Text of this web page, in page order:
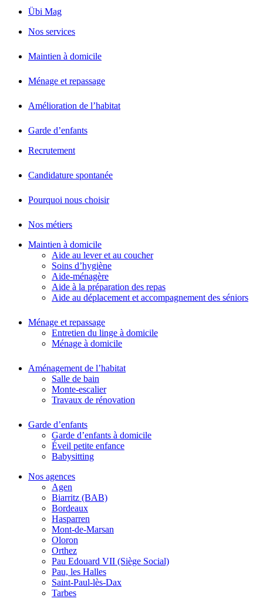
Übi Mag
Nos services
Maintien à domicile
Ménage et repassage
Amélioration de l’habitat
Garde d’enfants
Recrutement
Candidature spontanée
Pourquoi nous choisir
Nos métiers
Maintien à domicile
Aide au lever et au coucher
Soins d’hygiène
Aide-ménagère
Aide à la préparation des repas
Aide au déplacement et accompagnement des séniors
Ménage et repassage
Entretien du linge à domicile
Ménage à domicile
Aménagement de l’habitat
Salle de bain
Monte-escalier
Travaux de rénovation
Garde d’enfants
Garde d’enfants à domicile
Éveil petite enfance
Babysitting
Nos agences
Agen
Biarritz (BAB)
Bordeaux
Hasparren
Mont-de-Marsan
Oloron
Orthez
Pau Edouard VII (Siège Social)
Pau, les Halles
Saint-Paul-lès-Dax
Tarbes